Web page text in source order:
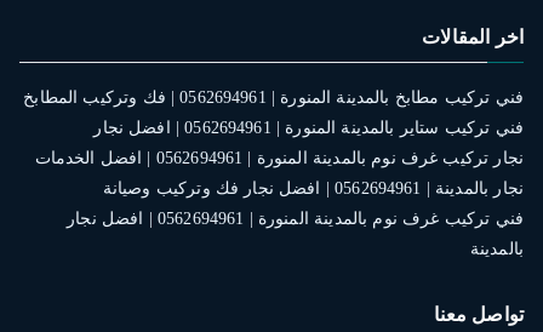
اخر المقالات
فني تركيب مطابخ بالمدينة المنورة | 0562694961 | فك وتركيب المطابخ
فني تركيب ستاير بالمدينة المنورة | 0562694961 | افضل نجار
نجار تركيب غرف نوم بالمدينة المنورة | 0562694961 | افضل الخدمات
نجار بالمدينة | 0562694961 | افضل نجار فك وتركيب وصيانة
فني تركيب غرف نوم بالمدينة المنورة | 0562694961 | افضل نجار
بالمدينة
تواصل معنا